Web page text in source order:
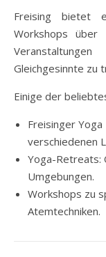
Freising bietet
Workshops
Gleichgesinnte zu
Einige der
Freisinger
verschiedenen
Yoga-Retreats:
Umgebungen.
Workshops zu
Atemtechniken.